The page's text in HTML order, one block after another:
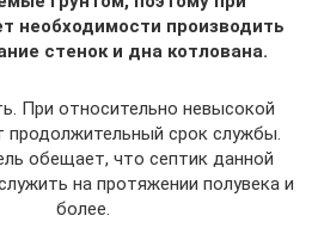
необходимости производить
стенок и дна котлована.
При относительно невысокой
продолжительный срок службы.
обещает, что септик данной
на протяжении полувека и
более.